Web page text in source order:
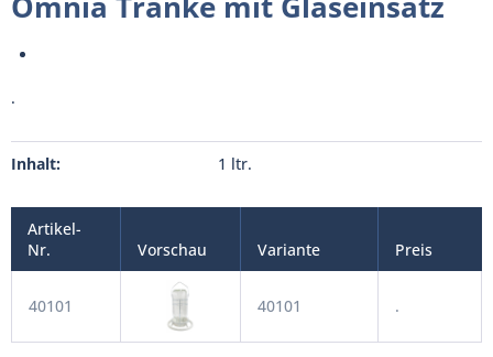
.
Inhalt: 1 ltr.
Artikel-
Nr.
Vorschau Variante Preis
40101 40101 .